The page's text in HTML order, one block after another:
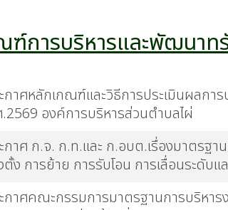
การบริหารและพัฒนาท
กาศหลักเกณฑ์และวิธีการประเมินผลก
องค์การบริหารส่วนตำบลไผ่
กาศ ก.จ. ก.ท.และ ก.อบต.เรื่องมาตรฐา
ง การย้าย การรับโอน การเลื่อนระดับ
กาศคณะกรรมการมาตรฐานการบริหา